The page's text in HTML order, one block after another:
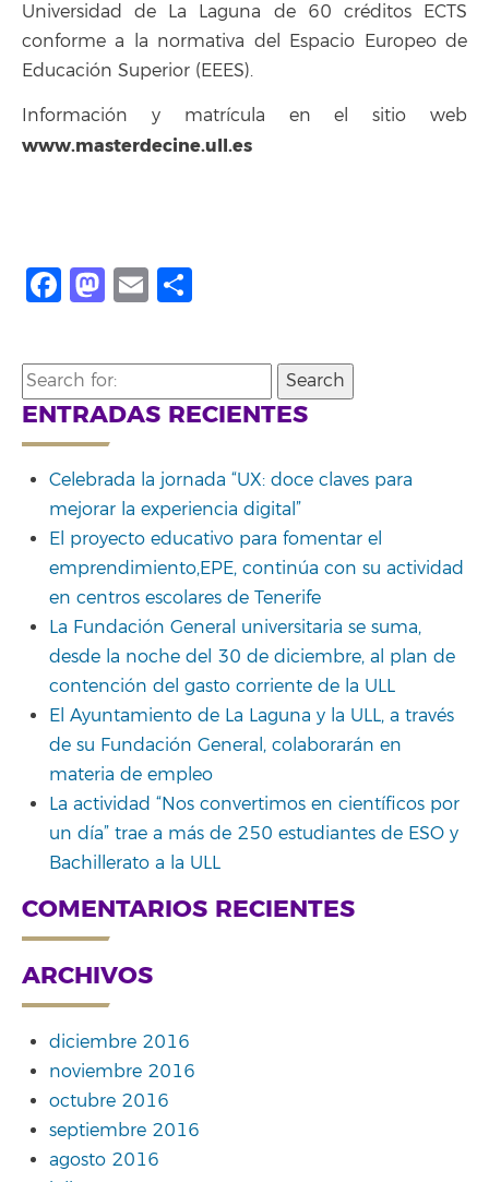
Universidad de La Laguna de 60 créditos ECTS
conforme a la normativa del Espacio Europeo de
Educación Superior (EEES).
Información y matrícula en el sitio web
www.masterdecine.ull.es
Facebook
Mastodon
Email
Search
for:
ENTRADAS RECIENTES
Celebrada la jornada “UX: doce claves para
mejorar la experiencia digital”
El proyecto educativo para fomentar el
emprendimiento,EPE, continúa con su actividad
en centros escolares de Tenerife
La Fundación General universitaria se suma,
desde la noche del 30 de diciembre, al plan de
contención del gasto corriente de la ULL
El Ayuntamiento de La Laguna y la ULL, a través
de su Fundación General, colaborarán en
materia de empleo
La actividad “Nos convertimos en científicos por
un día” trae a más de 250 estudiantes de ESO y
Bachillerato a la ULL
COMENTARIOS RECIENTES
ARCHIVOS
diciembre 2016
noviembre 2016
octubre 2016
septiembre 2016
agosto 2016